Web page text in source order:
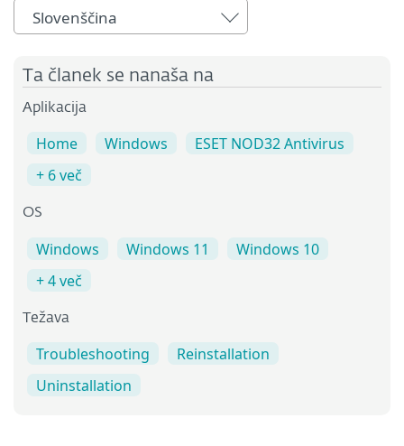
Slovenščina
Ta članek se nanaša na
Aplikacija
Home Windows
ESET NOD32 Antivirus
+ 6 več
OS
Windows Windows 11
Windows 10
+ 4 več
Težava
Troubleshooting
Reinstallation
Uninstallation